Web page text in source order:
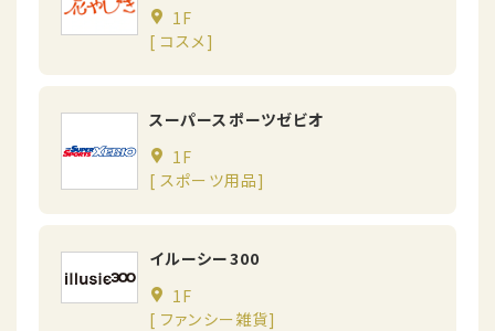
1F
[ コスメ]
スーパースポーツゼビオ
1F
[ スポーツ用品]
イルーシー300
1F
[ ファンシー雑貨]